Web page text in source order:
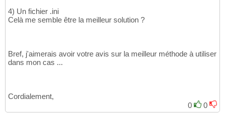
4) Un fichier .ini
Celà me semble être la meilleur solution ?
Bref, j'aimerais avoir votre avis sur la meilleur méthode à utiliser
dans mon cas ...
Cordialement,
0
0